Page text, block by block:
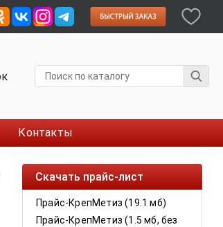
Контакты
Скачать прайс-лист
Прайс-КрепМетиз (19.1 мб)
Прайс-КрепМетиз (1.5 мб, без